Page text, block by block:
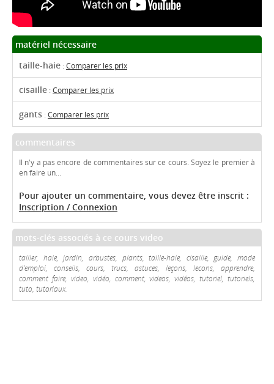
matériel nécessaire
taille-haie :Comparer les prix
cisaille :Comparer les prix
gants :Comparer les prix
commentaires
Il n'y a pas encore de commentaires sur ce cours. Soyez le premier à
en faire un...
Pour ajouter un commentaire, vous devez être inscrit :
Inscription / Connexion
mots-clés associés à ce cours video
tailler, haie, jardin, arbustes, plants, taille-haie, cisaille, guide, mode
d'emploi, conseils, cours, trucs, astuces, leçons, lecons, apprendre,
comment faire, video, vidéo, comment, videos, vidéos, tutoriel, tutoriels,
tuto, tutoriaux.